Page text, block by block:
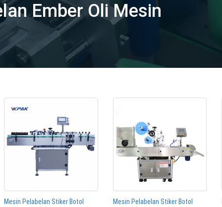
Ember Oli Mesin
Mesin Pelabelan Stiker Botol
Mesin Pelabelan Stiker Botol